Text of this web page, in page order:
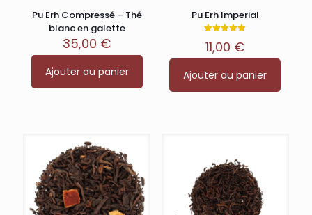
Pu Erh Compressé – Thé
blanc en galette
35,00 €
Ajouter au panier
Pu Erh Imperial
5.00
sur 5
11,00 €
Ajouter au panier